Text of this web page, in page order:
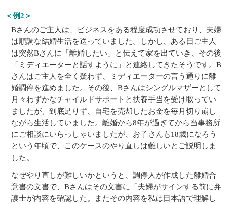
＜例2＞
Bさんのご主人は、ビジネスをある程度成功させており、夫婦
は順調な結婚生活を送っていました。しかし、ある日ご主人
は突然Bさんに「離婚したい」と伝えて家を出ていき、その後
「ミディエーターと話すように」と連絡してきたそうです。B
さんはご主人を全く疑わず、ミディエーターの言う通りに離
婚調停を進めました。その後、Bさんはシングルマザーとして
月々わずかなチャイルドサポートと扶養手当を受け取ってい
ましたが、到底足りず、自宅を売却したお金を毎月切り崩し
ながら生活していました。離婚から8年が過ぎてから当事務所
にご相談にいらっしゃいましたが、お子さんも18歳になろう
という年頃で、このケースのやり直しは難しいとご説明しま
した。
なぜやり直しが難しいかというと、調停人が作成した離婚合
意書の文書で、Bさんはその文書に「夫婦がサインする前に弁
護士が内容を確認した。またその内容を私は日本語で理解し